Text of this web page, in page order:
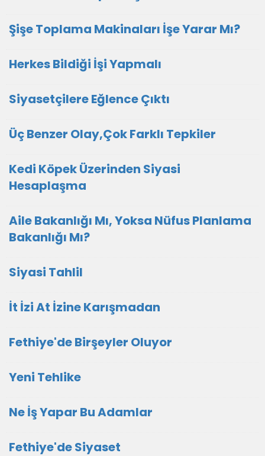
Şişe Toplama Makinaları İşe Yarar Mı?
Herkes Bildiği İşi Yapmalı
Siyasetçilere Eğlence Çıktı
Üç Benzer Olay,Çok Farklı Tepkiler
Kedi Köpek Üzerinden Siyasi
Hesaplaşma
Aile Bakanlığı Mı, Yoksa Nüfus Planlama
Bakanlığı Mı?
Siyasi Tahlil
İt İzi At İzine Karışmadan
Fethiye'de Birşeyler Oluyor
Yeni Tehlike
Ne İş Yapar Bu Adamlar
Fethiye'de Siyaset